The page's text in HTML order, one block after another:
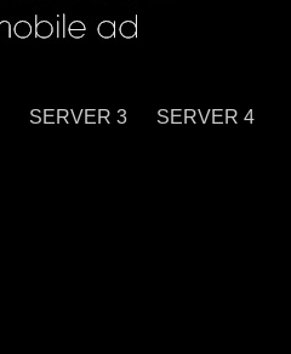
SERVER 3 SERVER 4